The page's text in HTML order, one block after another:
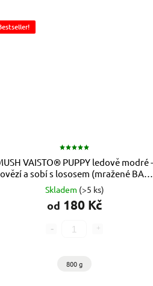
VAISTO® PUPPY ledově modré -
a sobí s lososem (mražené BARF
krmivo)
Skladem (>5 ks)
od 180 Kč
800 g